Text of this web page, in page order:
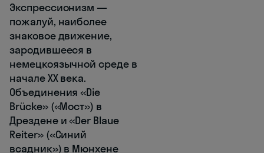
Экспрессионизм —
пожалуй, наиболее
знаковое движение,
зародившееся в
немецкоязычной среде в
начале XX века.
Объединения «Die
Brücke» («Мост») в
Дрездене и «Der Blaue
Reiter» («Синий
всадник») в Мюнхене